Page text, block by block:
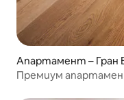
Апартамент – Гран
Премиум